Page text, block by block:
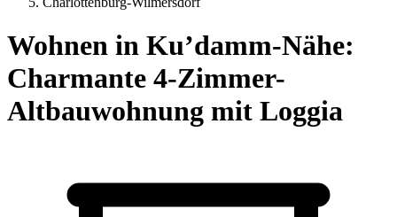
Wohnen in Ku’damm-Nähe:
Charmante 4-Zimmer-
Altbauwohnung mit Loggia